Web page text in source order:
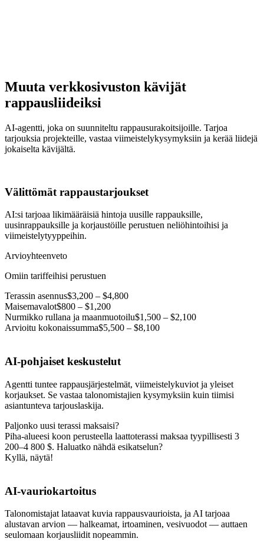
Muuta verkkosivuston kävijät
rappausliideiksi
AI-agentti, joka on suunniteltu rappausurakoitsijoille. Tarjoa
tarjouksia projekteille, vastaa viimeistelykysymyksiin ja kerää liidejä
jokaiselta kävijältä.
Välittömät rappaustarjoukset
AI:si tarjoaa likimääräisiä hintoja uusille rappauksille,
uusinrappauksille ja korjaustöille perustuen neliöhintoihisi ja
viimeistelytyyppeihin.
Arvioyhteenveto
Omiin tariffeihisi perustuen
Terassin asennus$3,200 – $4,800
Maisemavalot$800 – $1,200
Nurmikko rullana ja maanmuotoilu$1,500 – $2,100
Arvioitu kokonaissumma$5,500 – $8,100
AI-pohjaiset keskustelut
Agentti tuntee rappausjärjestelmät, viimeistelykuviot ja yleiset
korjaukset. Se vastaa talonomistajien kysymyksiin kuin tiimisi
asiantunteva tarjouslaskija.
Paljonko uusi terassi maksaisi?
Piha-alueesi koon perusteella laattoterassi maksaa tyypillisesti 3
200–4 800 $. Haluatko nähdä esikatselun?
Kyllä, näytä!
AI-vauriokartoitus
Talonomistajat lataavat kuvia rappausvaurioista, ja AI tarjoaa
alustavan arvion — halkeamat, irtoaminen, vesivuodot — auttaen
seulomaan korjausliidit nopeammin.